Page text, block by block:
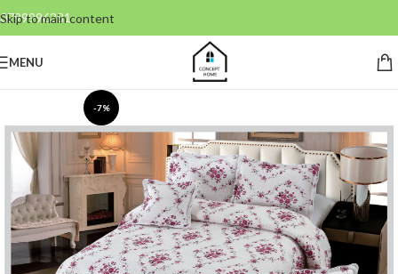
Skip to main content
0799996381
MENU
-7%